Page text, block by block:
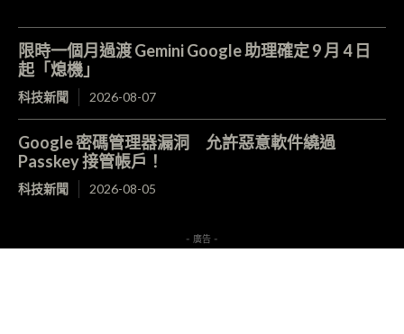
限時一個月過渡 Gemini Google 助理確定 9 月 4 日
起「熄機」
科技新聞 2026-08-07
Google 密碼管理器漏洞 允許惡意軟件繞過
Passkey 接管帳戶！
科技新聞 2026-08-05
- 廣告 -